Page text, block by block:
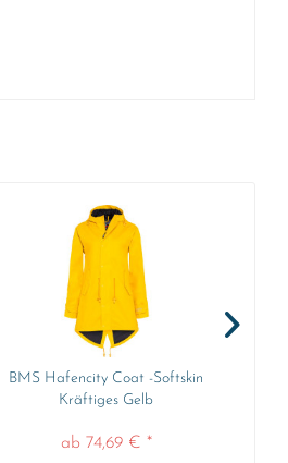
BMS Hafencity Coat -Softskin
Kräftiges Gelb
ab 74,69 € *